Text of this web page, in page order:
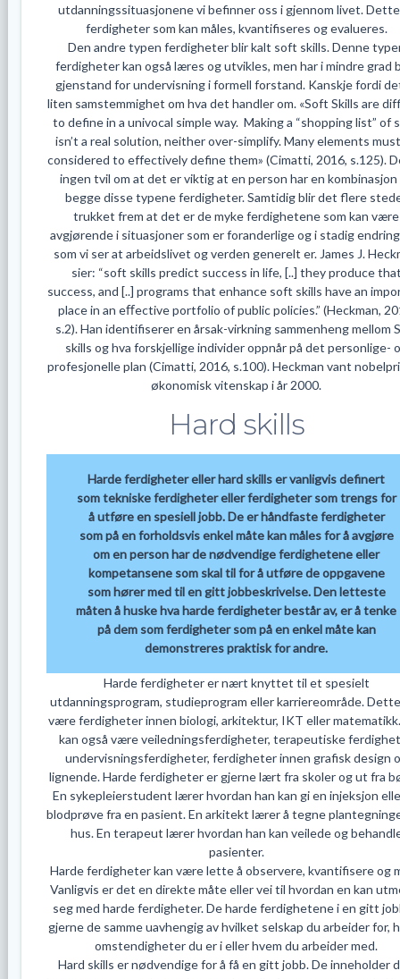
utdanningssituasjonene vi befinner oss i gjennom livet.
ferdigheter som kan måles, kvantifiseres og evalueres.
Den andre typen ferdigheter blir kalt soft skills. Denne
ferdigheter kan også læres og utvikles, men har i mindre grad
gjenstand for undervisning i formell forstand. Kanskje fordi
liten samstemmighet om hva det handler om. «Soft Skills are
to define in a univocal simple way. Making a “shopping list” of
isn’t a real solution, neither over-simplify. Many elements
considered to effectively define them» (Cimatti, 2016, s.125).
ingen tvil om at det er viktig at en person har en kombinasjon
begge disse typene ferdigheter. Samtidig blir det flere
trukket frem at det er de myke ferdighetene som kan være
avgjørende i situasjoner som er foranderlige og i stadig
som vi ser at arbeidslivet og verden generelt er. James J.
sier: “soft skills predict success in life, [..] they produce
success, and [..] programs that enhance soft skills have an
place in an eﬀective portfolio of public policies.” (Heckman,
s.2). Han identifiserer en årsak-virkning sammenheng mellom
skills og hva forskjellige individer oppnår på det personlige-
profesjonelle plan (Cimatti, 2016, s.100). Heckman vant
økonomisk vitenskap i år 2000.
Hard skills
Harde ferdigheter eller hard skills er vanligvis definert
som tekniske ferdigheter eller ferdigheter som trengs for
å utføre en spesiell jobb. De er håndfaste ferdigheter
som på en forholdsvis enkel måte kan måles for å avgjøre
om en person har de nødvendige ferdighetene eller
kompetansene som skal til for å utføre de oppgavene
som hører med til en gitt jobbeskrivelse. Den letteste
måten å huske hva harde ferdigheter består av, er å tenke
på dem som ferdigheter som på en enkel måte kan
demonstreres praktisk for andre.
Harde ferdigheter er nært knyttet til et spesielt
utdanningsprogram, studieprogram eller karriereområde.
være ferdigheter innen biologi, arkitektur, IKT eller
kan også være veiledningsferdigheter, terapeutiske
undervisningsferdigheter, ferdigheter innen grafisk design
lignende. Harde ferdigheter er gjerne lært fra skoler og ut fra
En sykepleierstudent lærer hvordan han kan gi en injeksjon
blodprøve fra en pasient. En arkitekt lærer å tegne
hus. En terapeut lærer hvordan han kan veilede og
pasienter.
Harde ferdigheter kan være lette å observere, kvantifisere og
Vanligvis er det en direkte måte eller vei til hvordan en kan
seg med harde ferdigheter. De harde ferdighetene i en gitt
gjerne de samme uavhengig av hvilket selskap du arbeider for,
omstendigheter du er i eller hvem du arbeider med.
Hard skills er nødvendige for å få en gitt jobb. De inneholder